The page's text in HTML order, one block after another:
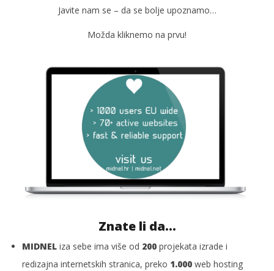
slatina.netJavite nam se – da se bolje upoznamo…
Možda kliknemo na prvu!
Znate li da…
MIDNEL iza sebe ima više od 200 projekata izrade i
redizajna internetskih stranica, preko 1.000 web hosting